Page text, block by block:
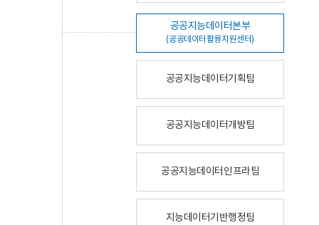
공공지능데이터본부
(공공데이터활용지원센터)
공공지능데이터기획팀
공공지능데이터개방팀
공공지능데이터인프라팀
지능데이터기반행정팀